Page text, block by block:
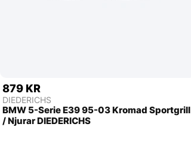
879 KR
DIEDERICHS
BMW 5-Serie E39 95-03 Kromad Sportgrill
/ Njurar DIEDERICHS